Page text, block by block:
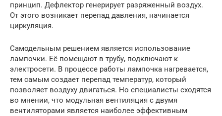
принцип. Дефлектор генерирует разряженный воздух.
От этого возникает перепад давления, начинается
циркуляция.
Самодельным решением является использование
лампочки. Её помещают в трубу, подключают к
электросети. В процессе работы лампочка нагревается,
тем самым создает перепад температур, который
позволяет воздуху двигаться. Но специалисты сходятся
во мнении, что модульная вентиляция с двумя
вентиляторами является наиболее эффективным